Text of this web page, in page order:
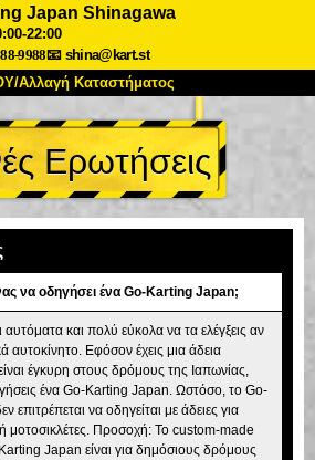
Japan Shinagawa
22:00
9988📧 shina@kart.st
Αλλαγή Καταστήματος
Προδιαγραφές Τιμές
Αναφορές Συχνές Ερωτήσεις
Καταστήματος
Τόκιο Ακίχαμπαρα #1
Τόκιο Σιμπούγια
Τόκιο Κόλπος
Οσάκα
Ερωτήσεις
να οδηγήσει ένα Go-Karting Japan;
αυτόματα και πολύ εύκολα να τα ελέγξεις αν
αυτοκίνητο. Εφόσον έχεις μια άδεια
έγκυρη στους δρόμους της Ιαπωνίας,
ένα Go-Karting Japan. Ωστόσο, το Go-
επιτρέπεται να οδηγείται με άδειες για
μοτοσικλέτες. Προσοχή: Το custom-made
Japan είναι για δημόσιους δρόμους